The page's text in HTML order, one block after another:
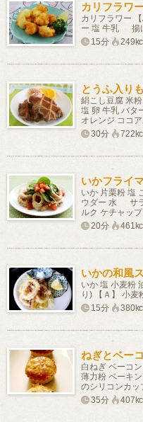
カリフラワ
カリフラワー
ー 塩 牛乳 揚
15分
とうふ入り
絹こし豆腐 米
塩 卵 牛乳 バタ
オレンジ ココ
30分
いかフライ
いか 片栗粉 塩
ウダー 水 サラ
ルク ケチャッ
20分
いかの和風
いか 塩 小麦粉
り) 【Ａ】 小麦
15分
ねぎとベー
白ねぎ ベーコ
薄力粉 ベーキ
のシリコンカッ
35分